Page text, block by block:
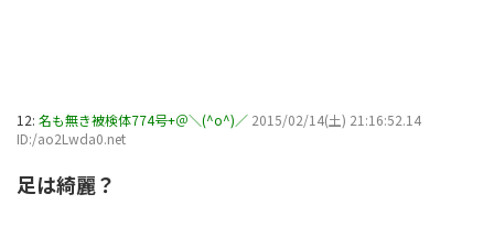
12: 名も無き被検体774号+＠＼(^o^)／ 2015/02/14(土) 21:16:52.14
ID:/ao2Lwda0.net
足は綺麗？